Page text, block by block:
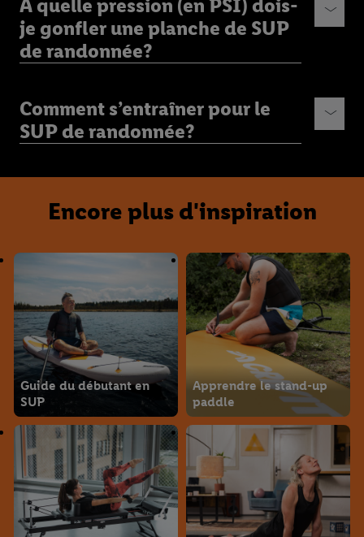
À quelle pression (en PSI) dois-
je gonfler une planche de SUP
de randonnée?
Comment s’entraîner pour le
SUP de randonnée?
Encore plus d'inspiration
Guide du débutant en
SUP
Apprendre le stand-up
paddle